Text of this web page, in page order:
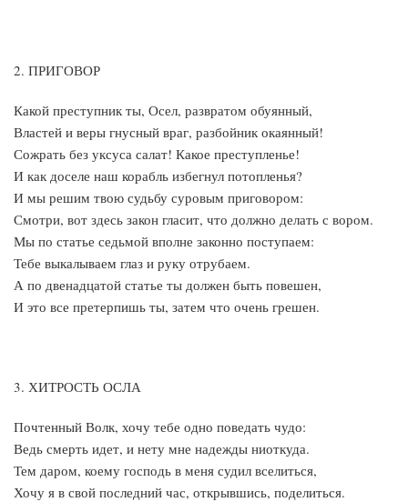
2. ПРИГОВОР
Какой преступник ты, Осел, развратом обуянный,
Властей и веры гнусный враг, разбойник окаянный!
Сожрать без уксуса салат! Какое преступленье!
И как доселе наш корабль избегнул потопленья?
И мы решим твою судьбу суровым приговором:
Смотри, вот здесь закон гласит, что должно делать с вором.
Мы по статье седьмой вполне законно поступаем:
Тебе выкалываем глаз и руку отрубаем.
А по двенадцатой статье ты должен быть повешен,
И это все претерпишь ты, затем что очень грешен.
3. ХИТРОСТЬ ОСЛА
Почтенный Волк, хочу тебе одно поведать чудо:
Ведь смерть идет, и нету мне надежды ниоткуда.
Тем даром, коему господь в меня судил вселиться,
Хочу я в свой последний час, открывшись, поделиться.